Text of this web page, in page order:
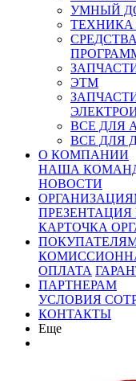
УМНЫЙ
ТЕХНИКА
ЭТМ
ВСЕ ДЛЯ
ВСЕ ДЛЯ
О КОМПАНИИ
НАША
НОВОСТИ
КАРТОЧКА
ОПЛАТА
ПАРТНЕРАМ
УСЛОВИЯ
КОНТАКТЫ
Еще